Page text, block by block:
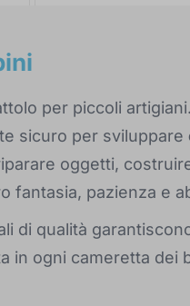
per piccoli
sicuro per sviluppare
oggetti,
fantasia, pazienza e
di qualità
in ogni cameretta dei